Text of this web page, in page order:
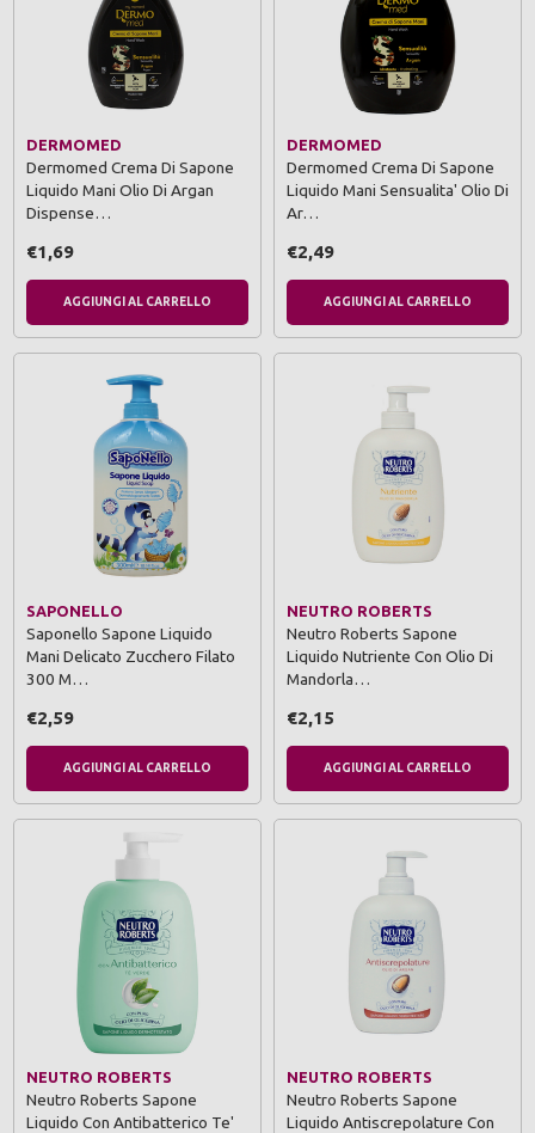
DERMOMED
Dermomed Crema Di Sapone
Liquido Mani Olio Di Argan
Dispense…
€1,69
AGGIUNGI AL CARRELLO
DERMOMED
Dermomed Crema Di Sapone
Liquido Mani Sensualita' Olio Di
Ar…
€2,49
AGGIUNGI AL CARRELLO
SAPONELLO
Saponello Sapone Liquido
Mani Delicato Zucchero Filato
300 M…
€2,59
AGGIUNGI AL CARRELLO
NEUTRO ROBERTS
Neutro Roberts Sapone
Liquido Nutriente Con Olio Di
Mandorla…
€2,15
AGGIUNGI AL CARRELLO
NEUTRO ROBERTS
Neutro Roberts Sapone
Liquido Con Antibatterico Te'
NEUTRO ROBERTS
Neutro Roberts Sapone
Liquido Antiscrepolature Con